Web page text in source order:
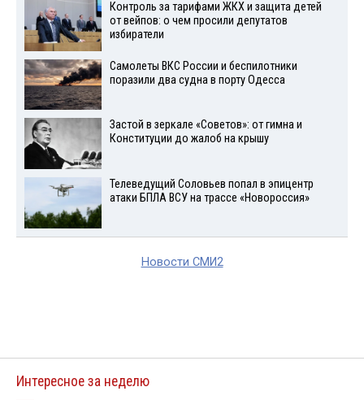
Контроль за тарифами ЖКХ и защита детей
от вейпов: о чем просили депутатов
избиратели
Самолеты ВКС России и беспилотники
поразили два судна в порту Одесса
Застой в зеркале «Советов»: от гимна и
Конституции до жалоб на крышу
Телеведущий Соловьев попал в эпицентр
атаки БПЛА ВСУ на трассе «Новороссия»
Новости СМИ2
Интересное за неделю